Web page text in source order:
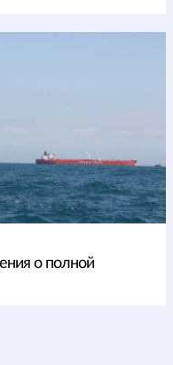
о полной